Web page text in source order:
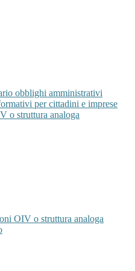
obblighi amministrativi
per cittadini e imprese
o struttura analoga
OIV o struttura analoga